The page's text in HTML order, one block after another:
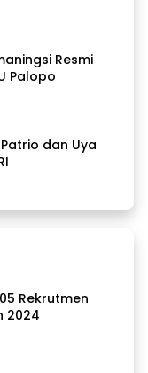
Resmi
Palopo
dan Uya
Rekrutmen
2024